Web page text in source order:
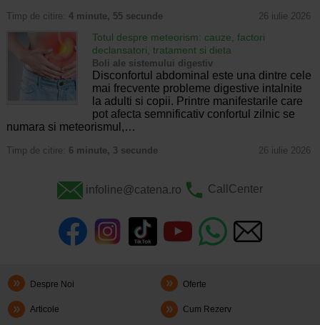
Timp de citire: 4 minute, 55 secunde 26 iulie 2026
Totul despre meteorism: cauze, factori
declansatori, tratament si dieta
Boli ale sistemului digestiv
Disconfortul abdominal este una dintre cele
mai frecvente probleme digestive intalnite
la adulti si copii. Printre manifestarile care
pot afecta semnificativ confortul zilnic se
numara si meteorismul,…
Timp de citire: 6 minute, 3 secunde 26 iulie 2026
infoline@catena.ro CallCenter
Despre Noi Oferte
Articole Cum Rezerv